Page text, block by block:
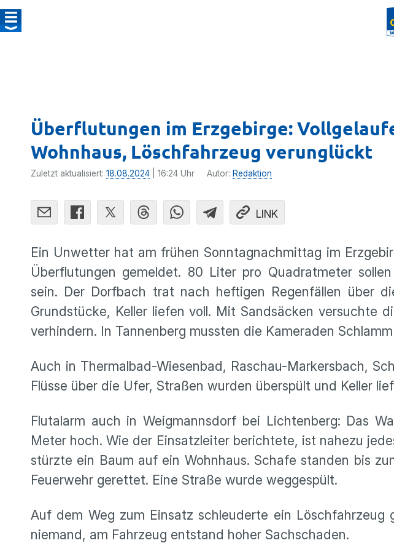
Überflutungen im Erzgebirge:
Wohnhaus, Löschfahrzeug verunglückt
Zuletzt aktualisiert: 18.08.2024 | 16:24 Uhr Autor: Redaktion
LINK
Ein Unwetter hat am frühen Sonntagnachmittag im
Überflutungen gemeldet. 80 Liter pro Quadratmeter
sein. Der Dorfbach trat nach heftigen Regenfällen über
Grundstücke, Keller liefen voll. Mit Sandsäcken versuchte
verhindern. In Tannenberg mussten die Kameraden
Auch in Thermalbad-Wiesenbad, Raschau-Markersbach,
Flüsse über die Ufer, Straßen wurden überspült und Keller
Flutalarm auch in Weigmannsdorf bei Lichtenberg: Das
Meter hoch. Wie der Einsatzleiter berichtete, ist nahezu
stürzte ein Baum auf ein Wohnhaus. Schafe standen bis
Feuerwehr gerettet. Eine Straße wurde weggespült.
Auf dem Weg zum Einsatz schleuderte ein Löschfahrzeug
niemand, am Fahrzeug entstand hoher Sachschaden.